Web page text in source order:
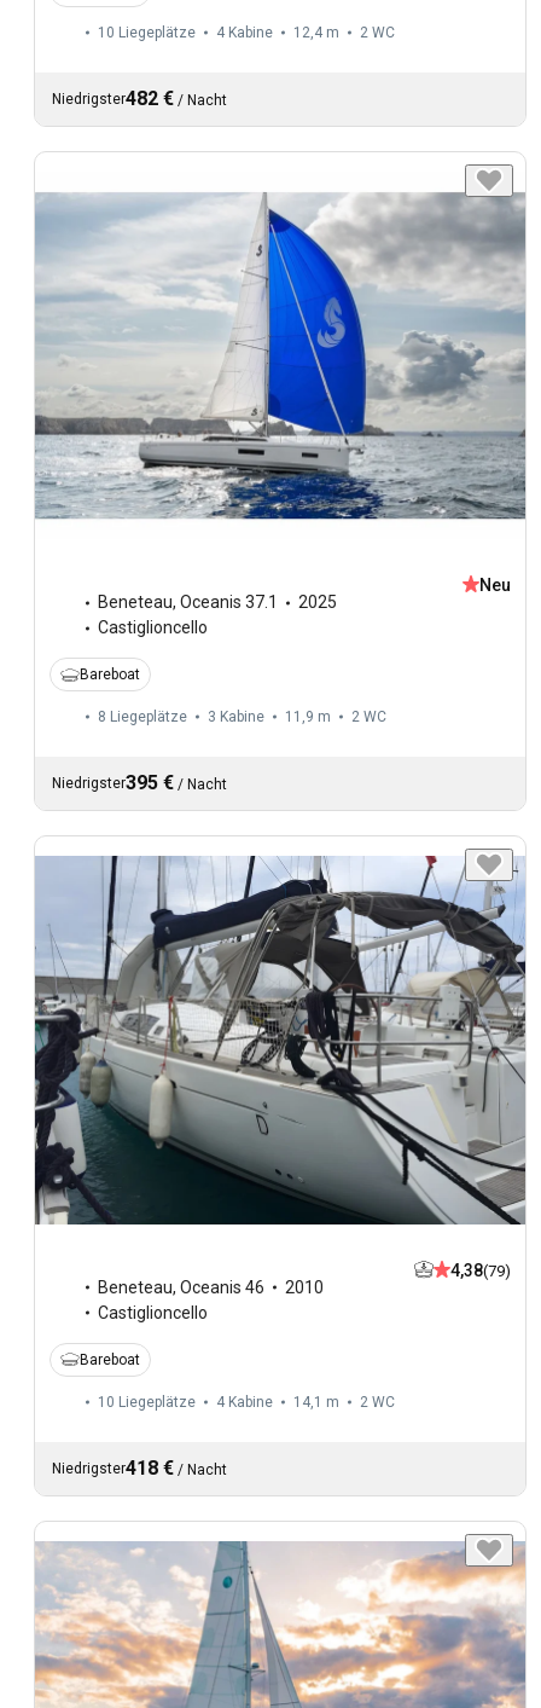
10 Liegeplätze 4 Kabine 12,4 m 2 WC
Niedrigster482 € / Nacht
Beneteau, Oceanis 37.1
2025
Castiglioncello
Neu
Bareboat
8 Liegeplätze 3 Kabine 11,9 m 2 WC
Niedrigster395 € / Nacht
Beneteau, Oceanis 46
2010
Castiglioncello
4,38(79)
Bareboat
10 Liegeplätze 4 Kabine 14,1 m 2 WC
Niedrigster418 € / Nacht